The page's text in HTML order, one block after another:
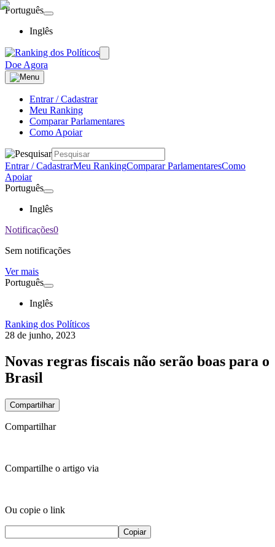
Português
Inglês
Doe Agora
Entrar / Cadastrar
Meu Ranking
Comparar Parlamentares
Como Apoiar
Entrar / CadastrarMeu RankingComparar ParlamentaresComo
Apoiar
Português
Inglês
Notificações0
Sem notificações
Ver mais
Português
Inglês
Ranking dos Políticos
28 de junho, 2023
Novas regras fiscais não serão boas para o
Brasil
Compartilhar
Compartilhar
Compartilhe o artigo via
Ou copie o link
Copiar